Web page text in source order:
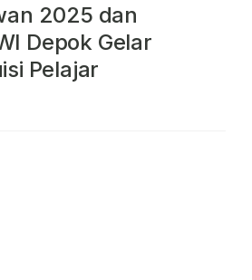
2025 dan
Depok Gelar
Pelajar